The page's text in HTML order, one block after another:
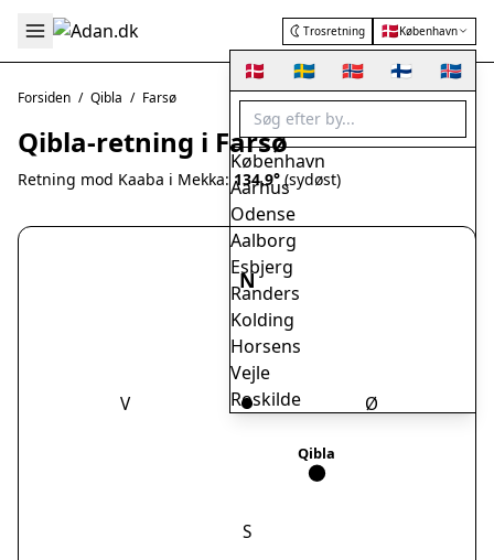
Trosretning 🇩🇰København
🇩🇰 🇸🇪 🇳🇴 🇫🇮 🇮🇸
København
Aarhus
Odense
Aalborg
Esbjerg
Randers
Kolding
Horsens
Vejle
Roskilde
Helsingør
Hørsholm
Næstved
Forsiden / Qibla / Farsø
Qibla-retning i Farsø
Retning mod Kaaba i Mekka: 134.9°(sydøst)
N
Ø
S
V
Qibla